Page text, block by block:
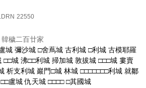
22550
穢二百廿家
城 彌沙城 □舍蔦城 古利城 □利城 古模耶羅
□□城 沸□□利城 掃加城 敦拔城 □□□城 婁賣
析支利城 巖門□城 林城 □□□□□□□利城 就鄒
盧城 仇天城 □□□□ □其國城